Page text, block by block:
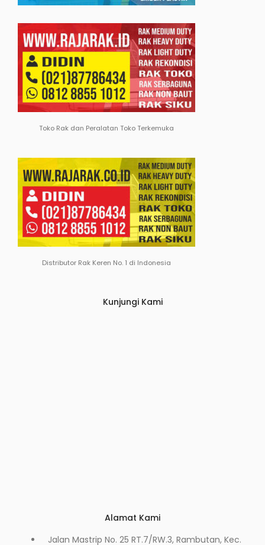
Toko Rak dan Peralatan Toko Terkemuka
Distributor Rak Keren No. 1 di Indonesia
Kunjungi Kami
Alamat Kami
Jalan Mastrip No. 25 RT.7/RW.3, Rambutan, Kec.